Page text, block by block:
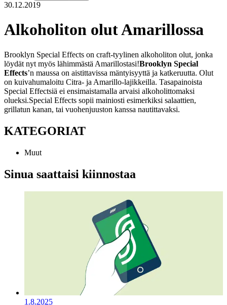
30.12.2019
Alkoholiton olut Amarillossa
Brooklyn Special Effects on craft-tyylinen alkoholiton olut, jonka
löydät nyt myös lähimmästä Amarillostasi!Brooklyn Special
Effects’n maussa on aistittavissa mäntyisyyttä ja katkeruutta. Olut
on kuivahumaloitu Citra- ja Amarillo-lajikkeilla. Tasapainoista
Special Effectsiä ei ensimaistamalla arvaisi alkoholittomaksi
olueksi.Special Effects sopii mainiosti esimerkiksi salaattien,
grillatun kanan, tai vuohenjuuston kanssa nautittavaksi.
KATEGORIAT
Muut
Sinua saattaisi kiinnostaa
1.8.2025